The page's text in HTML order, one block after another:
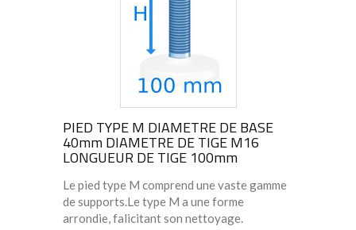
PIED TYPE M DIAMETRE DE BASE
40mm DIAMETRE DE TIGE M16
LONGUEUR DE TIGE 100mm
Le pied type M comprend une vaste gamme
de supports.Le type M a une forme
arrondie, falicitant son nettoyage.